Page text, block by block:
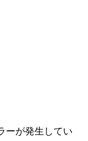
ーが発生してい